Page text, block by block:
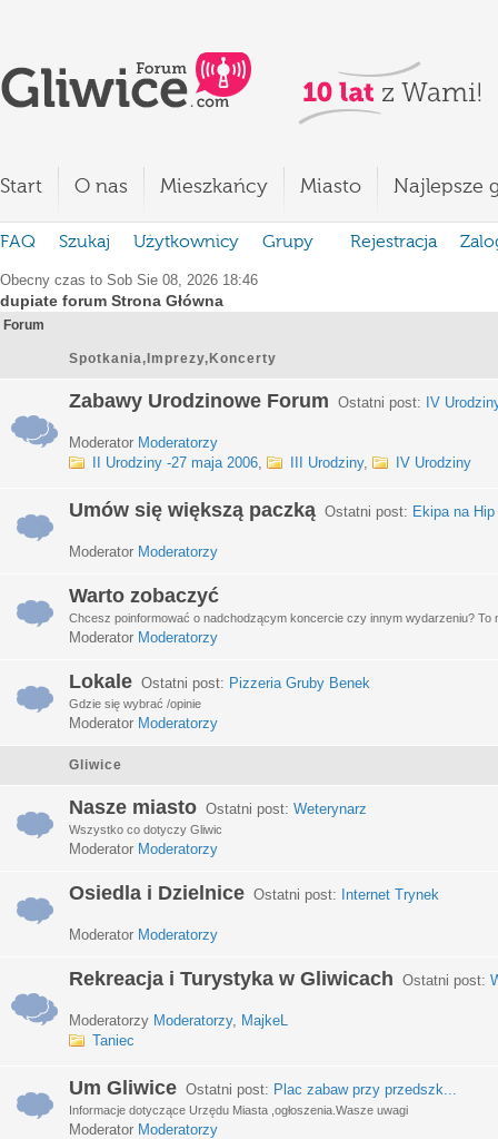
Start O nas Mieszkańcy Miasto Najlepsze
FAQ Szukaj Użytkownicy Grupy Rejestracja
Obecny czas to Sob Sie 08, 2026 18:46
dupiate forum Strona Główna
Forum
Spotkania,Imprezy,Koncerty
Zabawy Urodzinowe Forum Ostatni post: IV
Moderator Moderatorzy
II Urodziny -27 maja 2006, III Urodziny, IV Urodziny
Umów się większą paczką Ostatni post: Ekipa na
Moderator Moderatorzy
Warto zobaczyć
Chcesz poinformować o nadchodzącym koncercie czy innym wydarzeniu? To
Moderator Moderatorzy
Lokale Ostatni post: Pizzeria Gruby Benek
Gdzie się wybrać /opinie
Moderator Moderatorzy
Gliwice
Nasze miasto Ostatni post: Weterynarz
Wszystko co dotyczy Gliwic
Moderator Moderatorzy
Osiedla i Dzielnice Ostatni post: Internet Trynek
Moderator Moderatorzy
Rekreacja i Turystyka w Gliwicach Ostatni post:
Moderatorzy Moderatorzy, MajkeL
Taniec
Um Gliwice Ostatni post: Plac zabaw przy przedszk...
Informacje dotyczące Urzędu Miasta ,ogłoszenia.Wasze uwagi
Moderator Moderatorzy